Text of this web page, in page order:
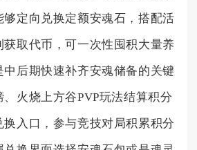
够定向兑换定额安魂石，搭配活
取代币，可一次性囤积大量养
中后期快速补齐安魂储备的关键
火烧上方谷PVP玩法结算积分
换入口，参与竞技对局积累积分